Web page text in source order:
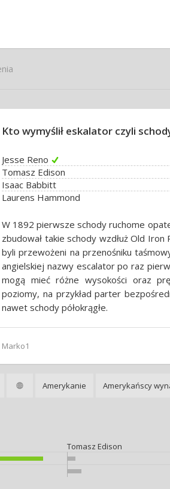
Kto wymyślił eskalator czyli
Jesse Reno
Tomasz Edison
Isaac Babbitt
Laurens Hammond
W 1892 pierwsze schody ruchome
zbudował takie schody wzdłuż Old
byli przewożeni na przenośniku
angielskiej nazwy escalator po raz
mogą mieć różne wysokości oraz
poziomy, na przykład parter
nawet schody półokrągłe.
Marko1
Amerykanie Amerykańscy
Tomasz Edison